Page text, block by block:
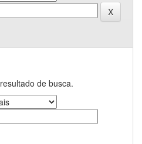
de busca.